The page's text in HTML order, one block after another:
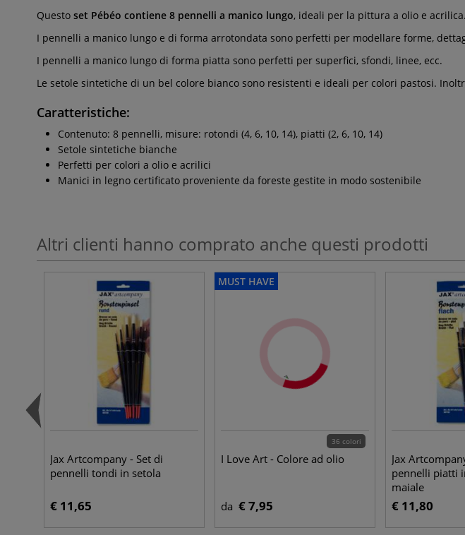
Questo set Pébéo contiene 8 pennelli a manico lungo, ideali per la pittura a olio e
I pennelli a manico lungo e di forma arrotondata sono perfetti per modellare forme,
I pennelli a manico lungo di forma piatta sono perfetti per superfici, sfondi, linee, ecc.
Le setole sintetiche di un bel colore bianco sono resistenti e ideali per colori pastosi.
Caratteristiche:
Contenuto: 8 pennelli, misure: rotondi (4, 6, 10, 14), piatti (2, 6, 10, 14)
Setole sintetiche bianche
Perfetti per colori a olio e acrilici
Manici in legno certificato proveniente da foreste gestite in modo sostenibile
Altri clienti hanno comprato anche questi prodotti
Jax Artcompany - Set di
pennelli tondi in setola
€ 11,65
MUST HAVE
36 colori
I Love Art - Colore ad olio
da € 7,95
Jax
pennelli piatti
maiale
€ 11,80